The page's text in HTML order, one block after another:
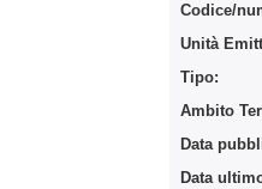
Codice/
Unità
Tipo:
Ambito
Data
Data